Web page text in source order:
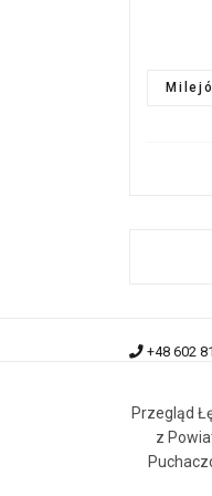
+48 602
Przegląd
z